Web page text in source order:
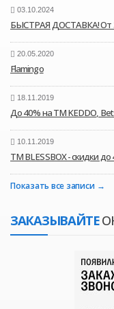
03.10.2024
БЫСТРАЯ ДОСТАВКА! От
20.05.2020
Flamingo
18.11.2019
До 40% на ТМ KEDDO,
10.11.2019
ТМ BLESSBOX - скидки
Показать все записи
ЗАКАЗЫВАЙТЕ